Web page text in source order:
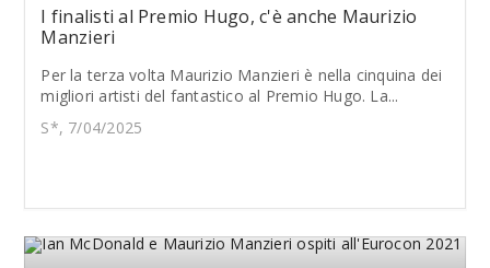
I finalisti al Premio Hugo, c'è anche Maurizio
Manzieri
Per la terza volta Maurizio Manzieri è nella cinquina dei
migliori artisti del fantastico al Premio Hugo. La...
S*, 7/04/2025